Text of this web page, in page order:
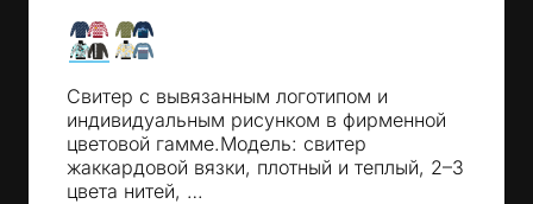
Свитер с вывязанным логотипом и
индивидуальным рисунком в фирменной
цветовой гамме.Модель: свитер
жаккардовой вязки, плотный и теплый, 2–3
цвета нитей, …